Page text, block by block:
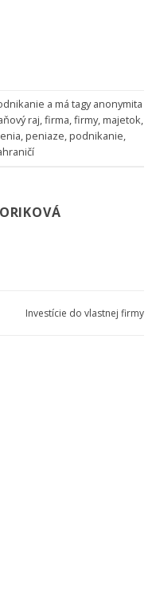
a má tagyanonymita
raj,firma,firmy,majetok,
,peniaze,podnikanie,
Investície do vlastnej firmy